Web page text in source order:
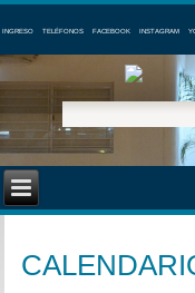
INGRESO TELÉFONOS FACEBOOK INSTAGRAM